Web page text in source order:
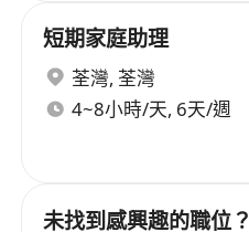
短期家庭助理
荃灣, 荃灣
4~8小時/天, 6天/週
未找到感興趣的職位？